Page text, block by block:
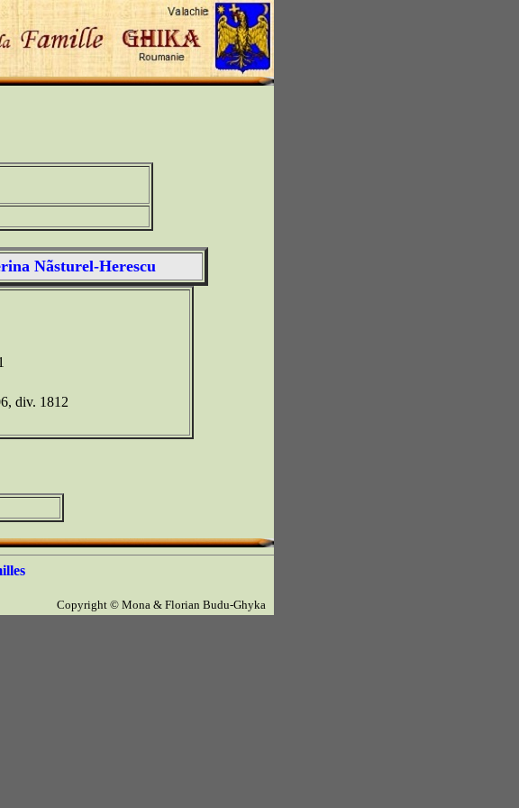
Nãsturel-Herescu
div. 1812
Copyright © Mona & Florian Budu-Ghyka